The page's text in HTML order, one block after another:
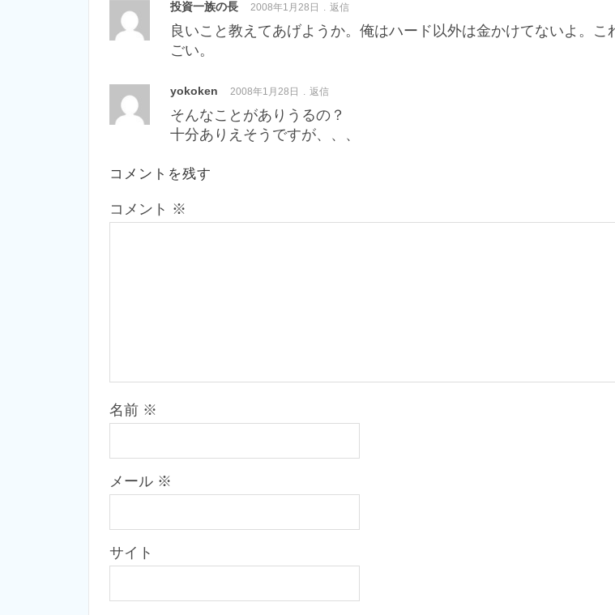
投資一族の長 2008年1月28日 返信
良いこと教えてあげようか。俺はハード以外は金かけてないよ。こ
ごい。
yokoken 2008年1月28日 返信
そんなことがありうるの？
十分ありえそうですが、、、
コメントを残す
コメント ※
名前 ※
メール ※
サイト